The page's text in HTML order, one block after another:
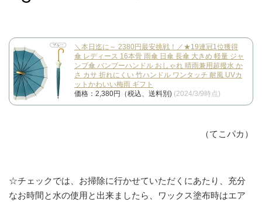
＼本日迄に～ 2380円最安挑戦！／★19連冠1位獲得
傘 レディース 16本骨 雨傘 日傘 長傘 大きめ 軽量 ジャ
ンプ傘 バンブーハンドル おしゃれ 晴雨兼用超撥水 か
さ カサ 折れにくい 竹ハンドル ワンタッチ 耐風 UVカ
ットかわいい梅雨 ギフト
価格：2,380円（税込、送料別) (2024/3/9時点)
（てこパカ）
☆チェックでは、お掃除に行かせていただくにあたり、充分
なお時間と水の使用と出来ましたら、ワックス塗布時はエア